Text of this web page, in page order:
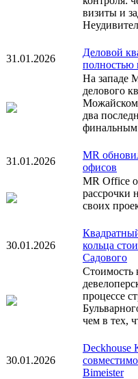
визиты и
31.01.2026
Деловой
полностью
На западе
делового
Можайском
два
финальным
31.01.2026
MR
офисов
MR Office
рассрочки
своих
30.01.2026
кольца
Садового
Стоимость
процессе
чем в тех,
30.01.2026
Deckhouse
Bimeister